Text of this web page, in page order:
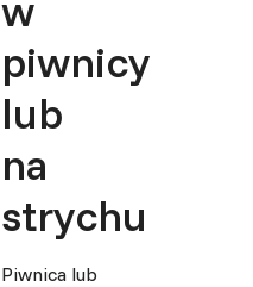
piwnicy
lub
na
strychu
Piwnica lub